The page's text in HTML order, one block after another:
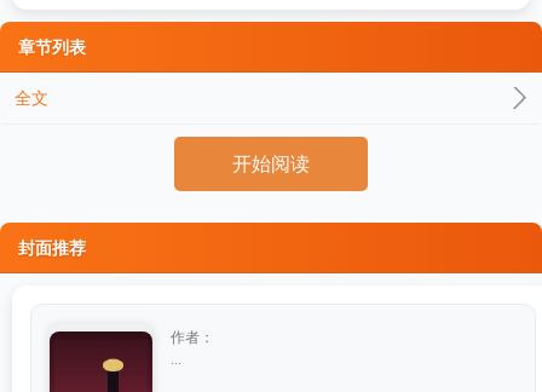
章节列表
全文
开始阅读
封面推荐
作者：